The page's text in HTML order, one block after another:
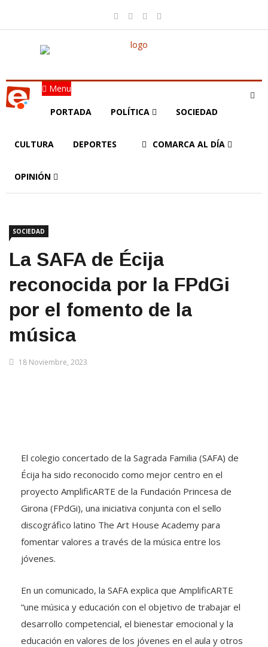
Menu
PORTADA POLÍTICA SOCIEDAD
CULTURA DEPORTES COMARCA AL DÍA
OPINIÓN
SOCIEDAD
La SAFA de Écija
reconocida por la FPdGi
por el fomento de la
música
18 Noviembre, 2023
El colegio concertado de la Sagrada Familia (SAFA) de
Écija ha sido reconocido como mejor centro en el
proyecto AmplificARTE de la Fundación Princesa de
Girona (FPdGi), una iniciativa conjunta con el sello
discográfico latino The Art House Academy para
fomentar valores a través de la música entre los
jóvenes.
En un comunicado, la SAFA explica que AmplificARTE
“une música y educación con el objetivo de trabajar el
desarrollo competencial, el bienestar emocional y la
educación en valores de los jóvenes en el aula y otros